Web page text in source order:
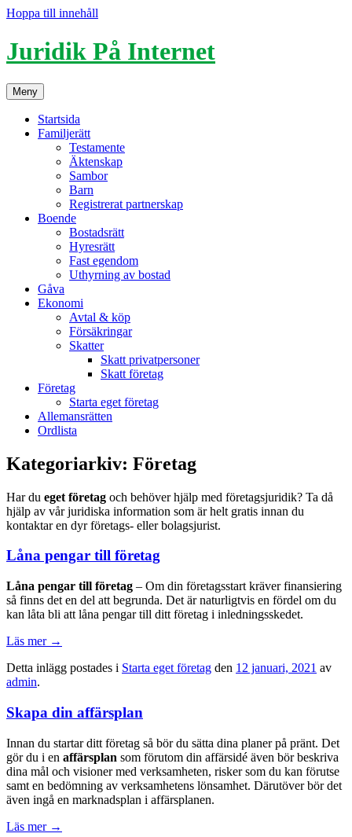
Hoppa till innehåll
Juridik På Internet
Meny
Startsida
Familjerätt
Testamente
Äktenskap
Sambor
Barn
Registrerat partnerskap
Boende
Bostadsrätt
Hyresrätt
Fast egendom
Uthyrning av bostad
Gåva
Ekonomi
Avtal & köp
Försäkringar
Skatter
Skatt privatpersoner
Skatt företag
Företag
Starta eget företag
Allemansrätten
Ordlista
Kategoriarkiv: Företag
Har du eget företag och behöver hjälp med företagsjuridik? Ta då
hjälp av vår juridiska information som är helt gratis innan du
kontaktar en dyr företags- eller bolagsjurist.
Låna pengar till företag
Låna pengar till företag – Om din företagsstart kräver finansiering
så finns det en del att begrunda. Det är naturligtvis en fördel om du
kan låta bli att låna pengar till ditt företag i inledningsskedet.
Läs mer →
Detta inlägg postades i Starta eget företag den 12 januari, 2021 av
admin.
Skapa din affärsplan
Innan du startar ditt företag så bör du sätta dina planer på pränt. Det
gör du i en affärsplan som förutom din affärsidé även bör beskriva
dina mål och visioner med verksamheten, risker som du kan förutse
samt en bedömning av verksamhetens lönsamhet. Därutöver bör det
även ingå en marknadsplan i affärsplanen.
Läs mer →